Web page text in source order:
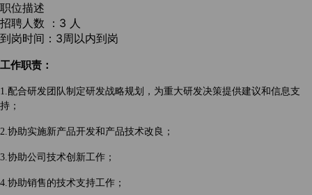
职位描述
招聘人数 ：3 人
到岗时间：3周以内到岗
工作职责：
1.配合研发团队制定研发战略规划，为重大研发决策提供建议和信息支
持；
2.协助实施新产品开发和产品技术改良；
3.协助公司技术创新工作；
4.协助销售的技术支持工作；